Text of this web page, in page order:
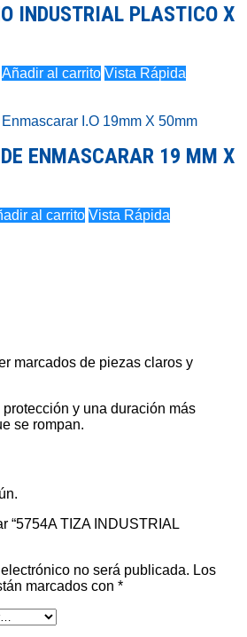
INDUSTRIAL PLASTICO X
Añadir al carrito Vista Rápida
ENMASCARAR 19 MM X
al carrito Vista Rápida
marcados de piezas claros y
y una duración más
se rompan.
“5754A TIZA INDUSTRIAL
no será publicada. Los
marcados con *